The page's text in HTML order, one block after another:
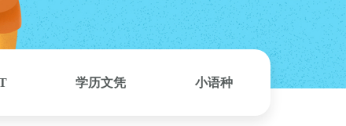
学历文凭 小语种